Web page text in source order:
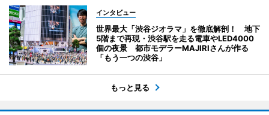
インタビュー
世界最大「渋谷ジオラマ」を徹底解剖！ 地下
5階まで再現・渋谷駅を走る電車やLED4000
個の夜景 都市モデラーMAJIRIさんが作る
「もう一つの渋谷」
もっと見る